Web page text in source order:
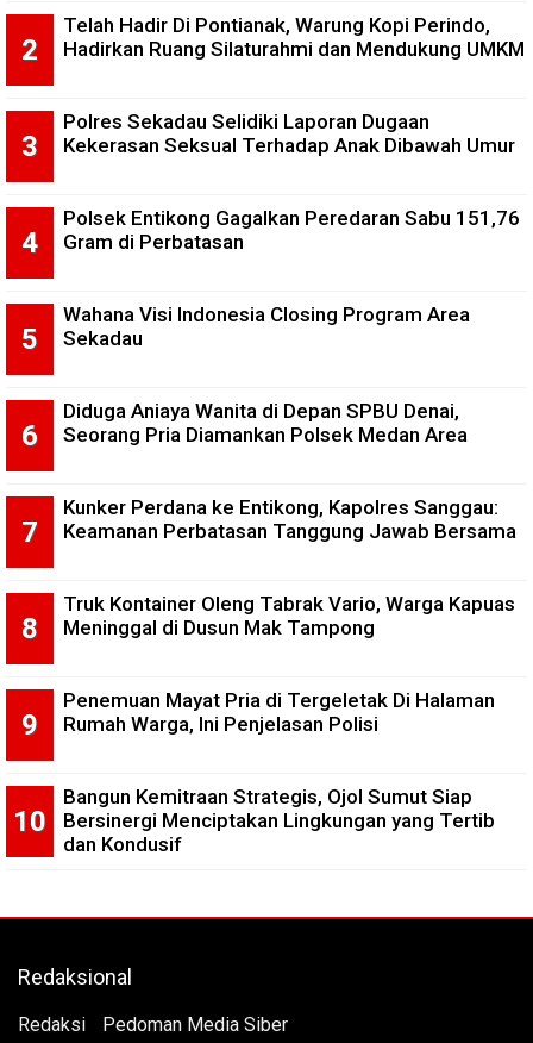
Telah Hadir Di Pontianak, Warung Kopi Perindo,
Hadirkan Ruang Silaturahmi dan Mendukung UMKM
Polres Sekadau Selidiki Laporan Dugaan
Kekerasan Seksual Terhadap Anak Dibawah Umur
Polsek Entikong Gagalkan Peredaran Sabu 151,76
Gram di Perbatasan
Wahana Visi Indonesia Closing Program Area
Sekadau
Diduga Aniaya Wanita di Depan SPBU Denai,
Seorang Pria Diamankan Polsek Medan Area
Kunker Perdana ke Entikong, Kapolres Sanggau:
Keamanan Perbatasan Tanggung Jawab Bersama
Truk Kontainer Oleng Tabrak Vario, Warga Kapuas
Meninggal di Dusun Mak Tampong
Penemuan Mayat Pria di Tergeletak Di Halaman
Rumah Warga, Ini Penjelasan Polisi
Bangun Kemitraan Strategis, Ojol Sumut Siap
Bersinergi Menciptakan Lingkungan yang Tertib
dan Kondusif
Redaksional
Redaksi Pedoman Media Siber